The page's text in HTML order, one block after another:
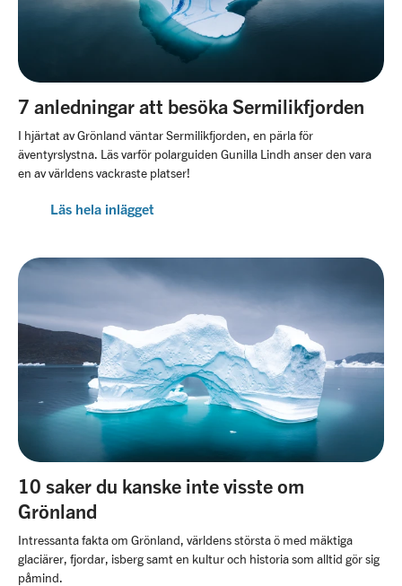
7 anledningar att besöka Sermilikfjorden
I hjärtat av Grönland väntar Sermilikfjorden, en pärla för
äventyrslystna. Läs varför polarguiden Gunilla Lindh anser den vara
en av världens vackraste platser!
Läs hela inlägget
10 saker du kanske inte visste om
Grönland
Intressanta fakta om Grönland, världens största ö med mäktiga
glaciärer, fjordar, isberg samt en kultur och historia som alltid gör sig
påmind.